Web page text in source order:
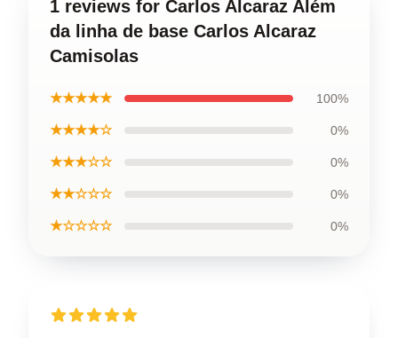
1 reviews for Carlos Alcaraz Além
da linha de base Carlos Alcaraz
Camisolas
★★★★★ 100%
★★★★☆ 0%
★★★☆☆ 0%
★★☆☆☆ 0%
★☆☆☆☆ 0%